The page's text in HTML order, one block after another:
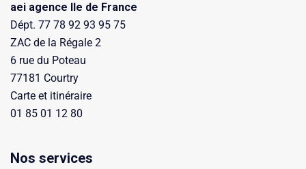
aei agence Ile de France
Dépt. 77 78 92 93 95 75
ZAC de la Régale 2
6 rue du Poteau
77181 Courtry
Carte et itinéraire
01 85 01 12 80
Nos services